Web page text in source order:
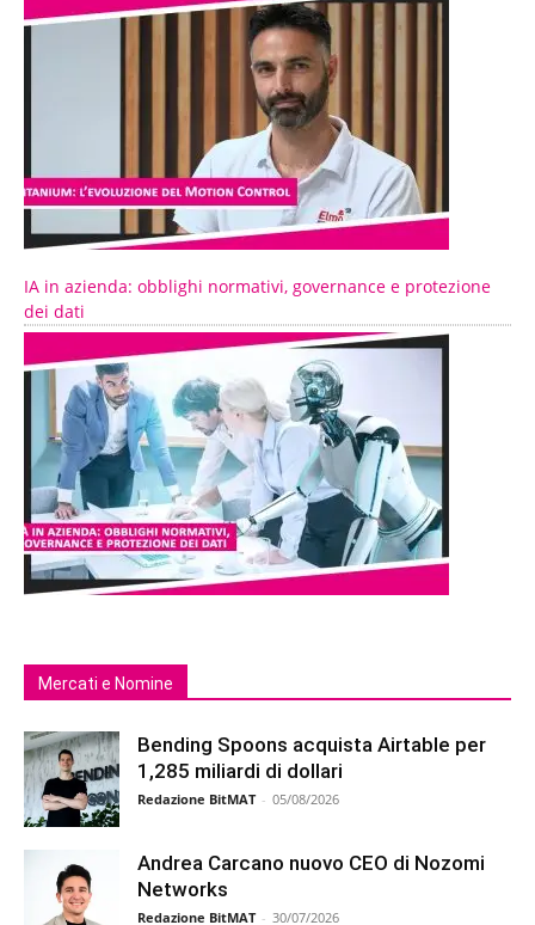
IA in azienda: obblighi normativi, governance e protezione
dei dati
Mercati e Nomine
Bending Spoons acquista Airtable per
1,285 miliardi di dollari
Redazione BitMAT - 05/08/2026
Andrea Carcano nuovo CEO di Nozomi
Networks
Redazione BitMAT - 30/07/2026